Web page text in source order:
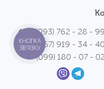
(093) 762 - 28 - 99
(067) 919 - 34 - 40
(099) 180 - 07 - 02
КНОПКА
ЗВ'ЯЗКУ